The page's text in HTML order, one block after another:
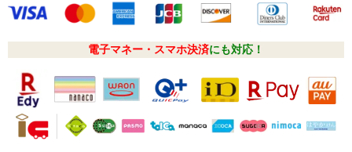
電子マネー・スマホ決済にも対応！